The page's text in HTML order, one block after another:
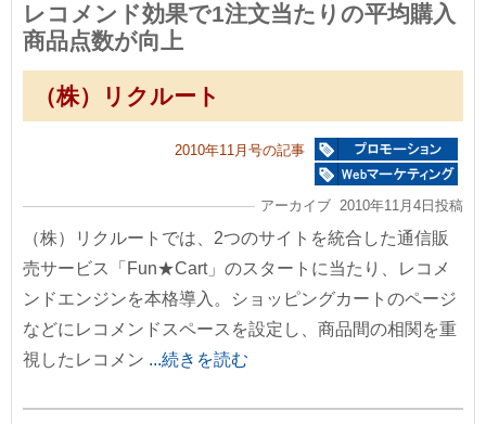
レコメンド効果で1注文当たりの平均購入
商品点数が向上
（株）リクルート
2010年11月号の記事
アーカイブ 2010年11月4日投稿
（株）リクルートでは、2つのサイトを統合した通信販
売サービス「Fun★Cart」のスタートに当たり、レコメ
ンドエンジンを本格導入。ショッピングカートのページ
などにレコメンドスペースを設定し、商品間の相関を重
視したレコメン ...続きを読む